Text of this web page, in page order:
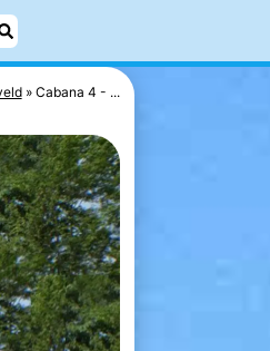
Cabana 4 - ...